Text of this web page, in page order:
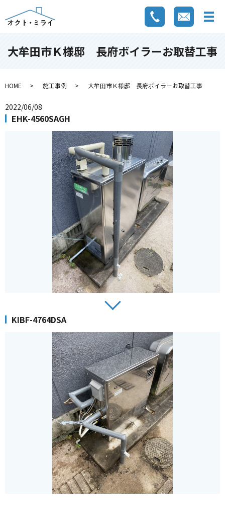
大牟田市Ｋ様邸 長府ボイラーお取替工事
HOME 施工事例 大牟田市Ｋ様邸 長府ボイラーお取替工事
2022/06/08
EHK-4560SAGH
KIBF-4764DSA